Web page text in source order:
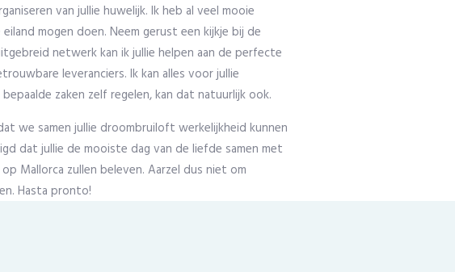
van jullie huwelijk. Ik heb al veel mooie
mogen doen. Neem gerust een kijkje bij de
netwerk kan ik jullie helpen aan de perfecte
leveranciers. Ik kan alles voor jullie
zaken zelf regelen, kan dat natuurlijk ook.
we samen jullie droombruiloft werkelijkheid kunnen
dat jullie de mooiste dag van de liefde samen met
Mallorca zullen beleven. Aarzel dus niet om
Hasta pronto!